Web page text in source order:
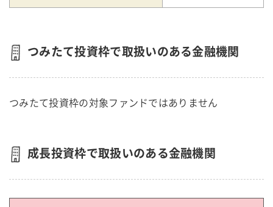
つみたて投資枠で取扱いのある金融機関
つみたて投資枠の対象ファンドではありません
成長投資枠で取扱いのある金融機関